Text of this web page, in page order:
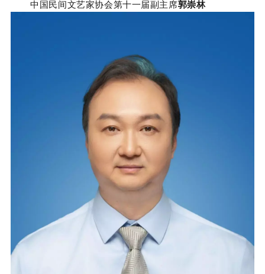
中国民间文艺家协会第十一届副主席郭崇林